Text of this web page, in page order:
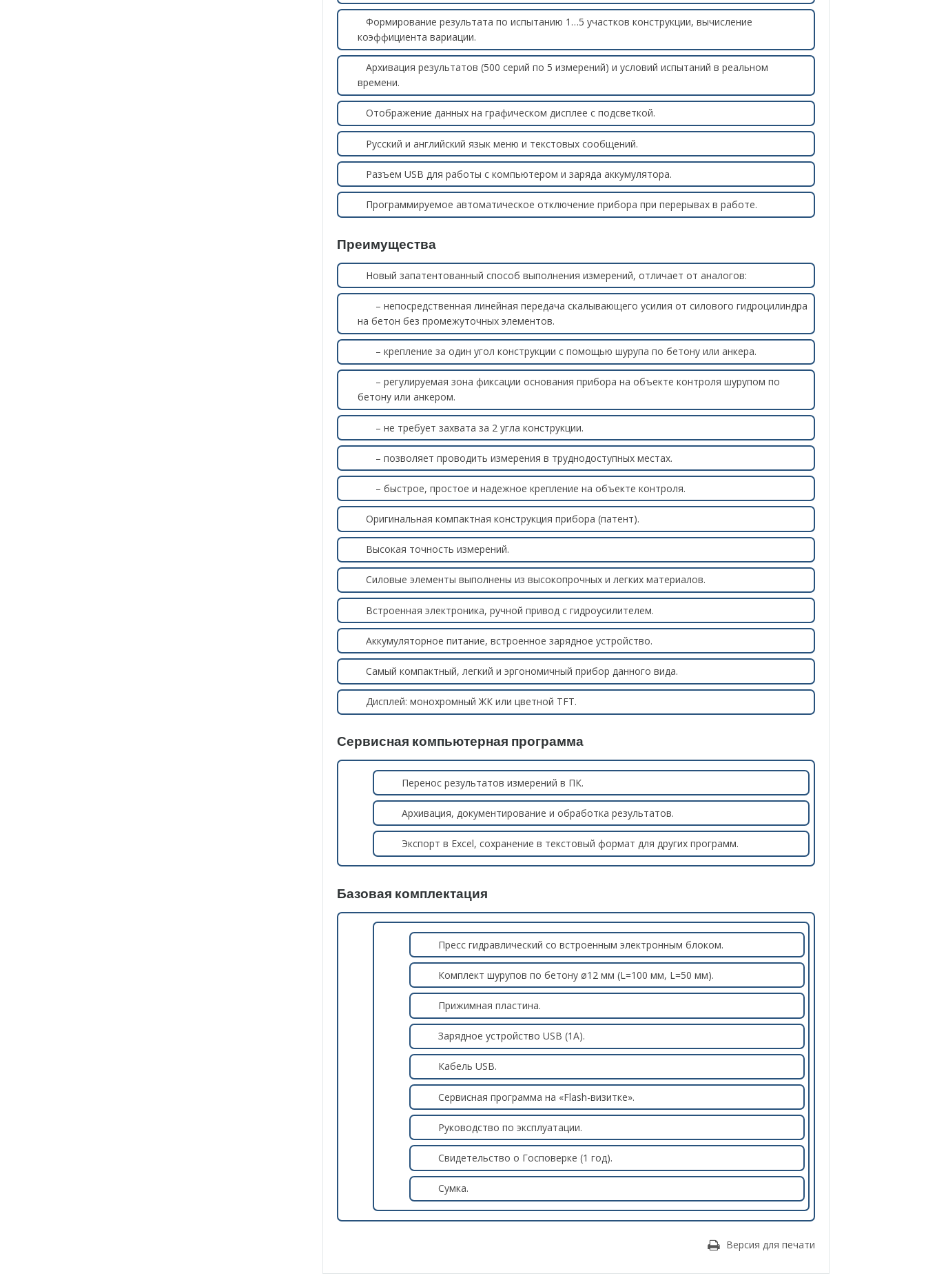
Формирование результата по испытанию 1…5 участков конструкции, вычисление
коэффициента вариации.
Архивация результатов (500 серий по 5 измерений) и условий испытаний в реальном
времени.
Отображение данных на графическом дисплее с подсветкой.
Русский и английский язык меню и текстовых сообщений.
Разъем USB для работы с компьютером и заряда аккумулятора.
Программируемое автоматическое отключение прибора при перерывах в работе.
Преимущества
Новый запатентованный способ выполнения измерений, отличает от аналогов:
– непосредственная линейная передача скалывающего усилия от силового гидроцилиндра
на бетон без промежуточных элементов.
– крепление за один угол конструкции с помощью шурупа по бетону или анкера.
– регулируемая зона фиксации основания прибора на объекте контроля шурупом по
бетону или анкером.
– не требует захвата за 2 угла конструкции.
– позволяет проводить измерения в труднодоступных местах.
– быстрое, простое и надежное крепление на объекте контроля.
Оригинальная компактная конструкция прибора (патент).
Высокая точность измерений.
Силовые элементы выполнены из высокопрочных и легких материалов.
Встроенная электроника, ручной привод с гидроусилителем.
Аккумуляторное питание, встроенное зарядное устройство.
Самый компактный, легкий и эргономичный прибор данного вида.
Дисплей: монохромный ЖК или цветной TFT.
Сервисная компьютерная программа
Перенос результатов измерений в ПК.
Архивация, документирование и обработка результатов.
Экспорт в Excel, сохранение в текстовый формат для других программ.
Базовая комплектация
Пресс гидравлический со встроенным электронным блоком.
Комплект шурупов по бетону ø12 мм (L=100 мм, L=50 мм).
Прижимная пластина.
Зарядное устройство USB (1А).
Кабель USB.
Сервисная программа на «Flash-визитке».
Руководство по эксплуатации.
Свидетельство о Госповерке (1 год).
Сумка.
Версия для печати